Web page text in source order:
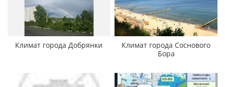
Климат города Добрянки
Климат города Соснового
Бора